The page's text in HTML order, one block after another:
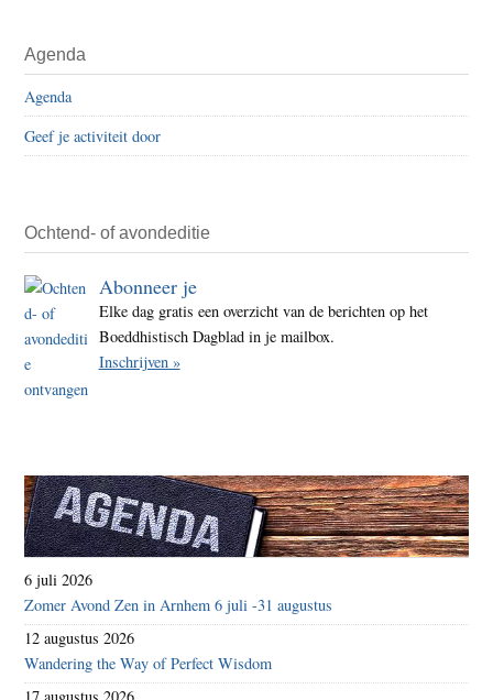
Agenda
Agenda
Geef je activiteit door
Ochtend- of avondeditie
Abonneer je
Elke dag gratis een overzicht van de berichten op het
Boeddhistisch Dagblad in je mailbox.
Inschrijven »
6 juli 2026
Zomer Avond Zen in Arnhem 6 juli -31 augustus
12 augustus 2026
Wandering the Way of Perfect Wisdom